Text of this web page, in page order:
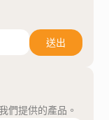
送出
們提供的產品。